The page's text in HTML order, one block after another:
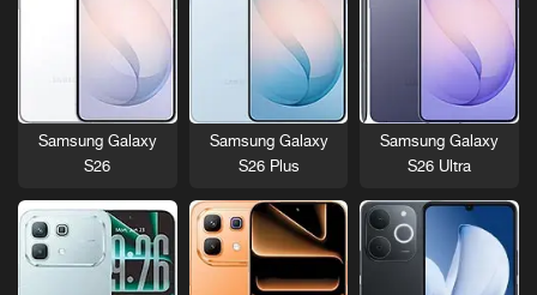
Samsung Galaxy
S26 Ultra
Samsung Galaxy
S26 Plus
Samsung Galaxy
S26